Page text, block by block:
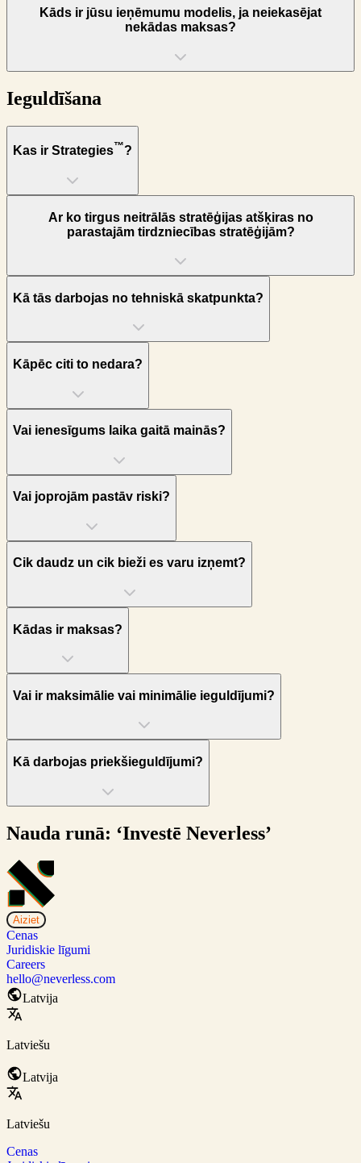
Kāds ir jūsu ieņēmumu modelis, ja neiekasējat
nekādas maksas?
Ieguldīšana
Kas ir Strategies™?
Ar ko tirgus neitrālās stratēģijas atšķiras no
parastajām tirdzniecības stratēģijām?
Kā tās darbojas no tehniskā skatpunkta?
Kāpēc citi to nedara?
Vai ienesīgums laika gaitā mainās?
Vai joprojām pastāv riski?
Cik daudz un cik bieži es varu izņemt?
Kādas ir maksas?
Vai ir maksimālie vai minimālie ieguldījumi?
Kā darbojas priekšieguldījumi?
Nauda runā: ‘Investē Neverless’
Aiziet
Cenas
Juridiskie līgumi
Careers
hello@neverless.com
Latvija
Latviešu
Latvija
Latviešu
Cenas